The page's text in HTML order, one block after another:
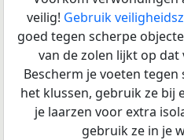
veilig! Gebruik
goed tegen scherpe
van de zolen lijkt op dat
Bescherm je voeten
het klussen, gebruik ze bij
je laarzen voor extra
gebruik ze in je